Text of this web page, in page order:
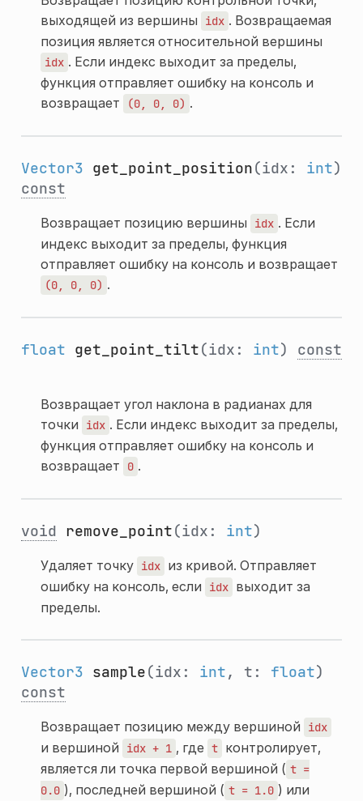
выходящей из вершины
idx . Возвращаемая
позиция является относительной вершины
idx . Если индекс выходит за пределы,
функция отправляет ошибку на консоль и
возвращает
(0, 0, 0) .
Vector3 get_point_position(idx: int)
const
Возвращает позицию вершины idx . Если
индекс выходит за пределы, функция
отправляет ошибку на консоль и возвращает
(0, 0, 0) .
float get_point_tilt(idx: int) const
Возвращает угол наклона в радианах для
точки
idx . Если индекс выходит за пределы,
функция отправляет ошибку на консоль и
возвращает
0 .
void remove_point(idx: int)
Удаляет точку idx из кривой. Отправляет
ошибку на консоль, если
idx выходит за
пределы.
Vector3 sample(idx: int, t: float)
const
Возвращает позицию между вершиной idx
и вершиной idx + 1 , где t контролирует,
является ли точка первой вершиной ( t =
0.0 ), последней вершиной ( t = 1.0 ) или